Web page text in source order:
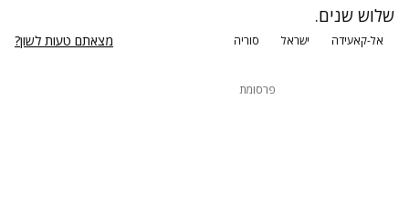
שלוש שנים.
אל-קאעידה ישראל סוריה מצאתם טעות לשון?
פרסומת